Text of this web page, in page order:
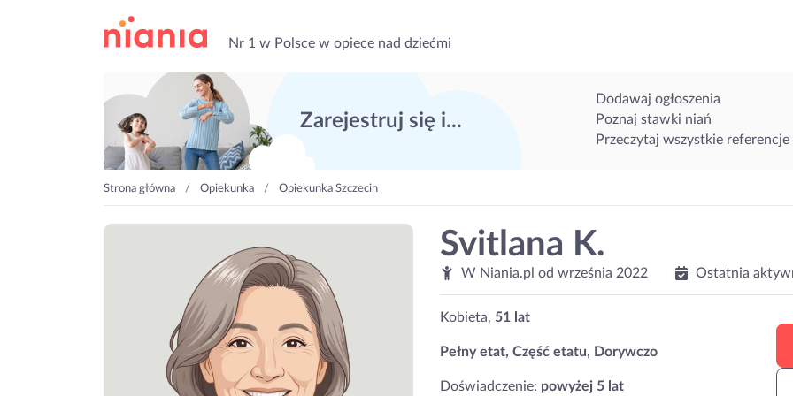
Nr 1 w Polsce w opiece nad dziećmi
Zarejestruj się i...
Dodawaj ogłoszenia
Poznaj stawki niań
Przeczytaj wszystkie referencje
Strona główna Opiekunka Opiekunka Szczecin
Svitlana K.
W Niania.pl od września 2022 Ostatnia
Kobieta, 51 lat
Pełny etat, Część etatu, Dorywczo
Doświadczenie: powyżej 5 lat